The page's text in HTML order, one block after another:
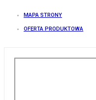
MAPA STRONY
OFERTA PRODUKTOWA